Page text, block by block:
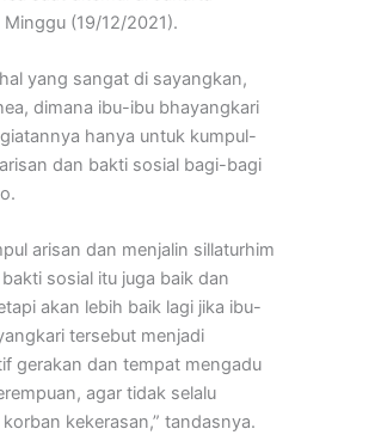
Minggu (19/12/2021).
yang sangat di sayangkan,
dimana ibu-ibu bhayangkari
hanya untuk kumpul-
dan bakti sosial bagi-bagi
arisan dan menjalin sillaturhim
sosial itu juga baik dan
akan lebih baik lagi jika ibu-
tersebut menjadi
gerakan dan tempat mengadu
agar tidak selalu
kekerasan,” tandasnya.